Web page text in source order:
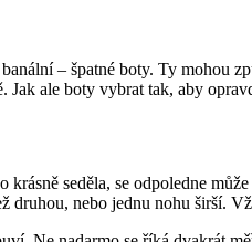
– špatné boty. Ty mohou
ale boty vybrat tak, aby
seděla, se odpoledne
nebo jednu nohu širší.